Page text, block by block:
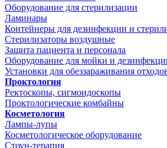
Оборудование для стерилизации
Ламинары
Контейнеры для дезинфекции и
Стерилизаторы воздушные
Защита пациента и персонала
Оборудование для мойки и
Установки для обеззараживания
Проктология
Ректоскопы, сигмоидоскопы
Проктологические комбайны
Косметология
Лампы-лупы
Косметологическое оборудование
Стоун-терапия